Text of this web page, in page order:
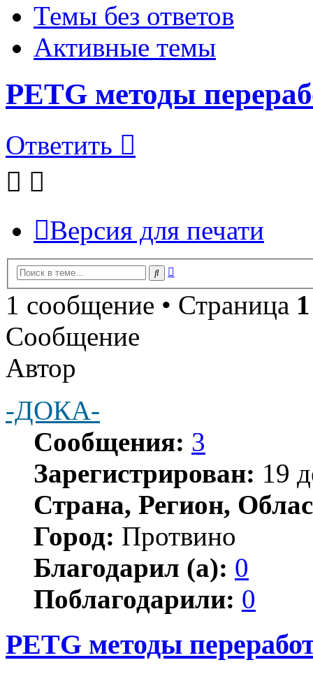
Темы без ответов
Активные темы
PETG методы
Ответить
Версия для печати
Поиск
1 сообщение • Страница 1
Сообщение
Автор
-ДОКА-
Сообщения: 3
Зарегистрирован: 19
Страна, Регион,
Город: Протвино
Благодарил (а): 0
Поблагодарили: 0
PETG методы